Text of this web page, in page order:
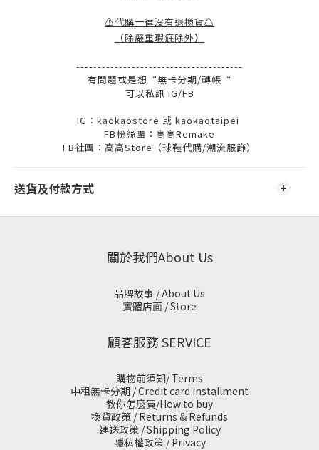
⚠️代購一律沒有退換貨⚠️
（除嚴重瑕疵除外）
---------------------------------------
有問題或是想“無卡分期/轉帳“
可以私訊 IG/FB
IG：kaokaostore 或 kaokaotaipei
FB粉絲團：高高Remake
FB社團：高高Store （球鞋代購/潮流服飾）
送貨及付款方式
關於我們About Us
品牌故事 / About Us
實體店面 / Store
顧客服務 SERVICE
購物前須知/ Terms
中租無卡分期 / Credit card installment
教你怎麼買/How to buy
換貨政策 / Returns & Refunds
運送政策 / Shipping Policy
隱私權政策 / Privacy